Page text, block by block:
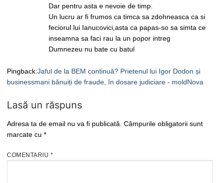
Dar pentru asta e nevoie de timp.
Un lucru ar fi frumos ca timca sa zdohneasca ca si
feciorul lui Ianucovici,asta ca papas-so sa simta ce
inseamna sa faci rau la un popor intreg
Dumnezeu nu bate cu batul
Pingback:Jaful de la BEM continuă? Prietenul lui Igor Dodon și
businessmani bănuiți de fraude, în dosare judiciare - moldNova
Lasă un răspuns
Adresa ta de email nu va fi publicată. Câmpurile obligatorii sunt
marcate cu *
COMENTARIU *